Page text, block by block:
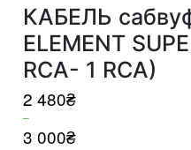
КАБЕЛЬ
ELEMENT
RCA- 1 RCA)
2 480₴
–
3 000₴